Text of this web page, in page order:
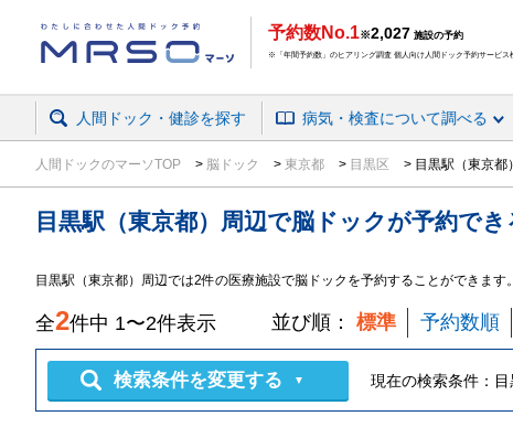
予約数No.1※2,027 施設の予約
※「年間予約数」のヒアリング調査 個人向け人間ドック予約サービ
人間ドック・健診を探す 病気・検査について調べる
人間ドックのマーソTOP 脳ドック 東京都 目黒区 目黒駅（東京
目黒駅（東京都）周辺で脳ドックが予約でき
目黒駅（東京都）周辺では2件の医療施設で脳ドックを予約することができま
全2件中 1〜2件表示 並び順： 標準 予約数順
検索条件を変更する ▼ 現在の検索条件：